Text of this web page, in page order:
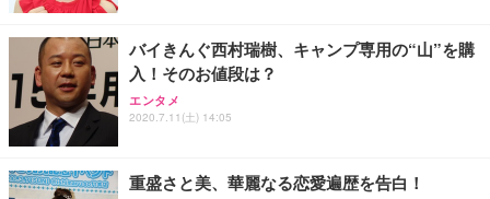
務用 おしゃれ パソコンチェア (ブラック)
Sezlife オフィスチェア デスクチェア 疲れない テレ
ワーク チェア 強化バックレスト 30度ロッキング機
能 人間工学 椅子 腰サポート 90度跳ね上げ式アーム
務用 おしゃれ パソコンチェア (ホワイト)
【整備済み品】Dell E2724HS 27インチ 液晶モニタ
ー フルHD（1920×1080）VA 非光沢 HDMI/DisplayP
ort/VGA スピーカー内蔵 高さ調整 スイベル VESA対
Smart Basic(スマートベーシック) 【Amazon.co.jp
限定】 Smart Basic アイリスオーヤマ ペットシーツ
超厚型 お徳用 ワイド 100枚入 (x 1) (ケース販売)
バイきんぐ西村瑞樹、キャンプ専用の“山”を購
入！そのお値段は？
エンタメ
2020.7.11(土) 14:05
重盛さと美、華麗なる恋愛遍歴を告白！